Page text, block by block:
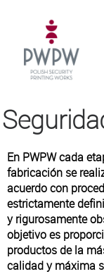
En PWPW cada
fabricación se
acuerdo con
estrictamente
y rigurosamente
objetivo es
productos de la
calidad y máxima